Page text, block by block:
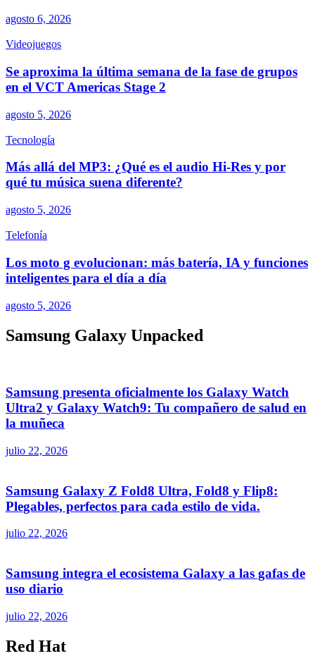
agosto 6, 2026
Videojuegos
Se aproxima la última semana de la fase de grupos
en el VCT Americas Stage 2
agosto 5, 2026
Tecnología
Más allá del MP3: ¿Qué es el audio Hi-Res y por
qué tu música suena diferente?
agosto 5, 2026
Telefonía
Los moto g evolucionan: más batería, IA y funciones
inteligentes para el día a día
agosto 5, 2026
Samsung Galaxy Unpacked
Samsung presenta oficialmente los Galaxy Watch
Ultra2 y Galaxy Watch9: Tu compañero de salud en
la muñeca
julio 22, 2026
Samsung Galaxy Z Fold8 Ultra, Fold8 y Flip8:
Plegables, perfectos para cada estilo de vida.
julio 22, 2026
Samsung integra el ecosistema Galaxy a las gafas de
uso diario
julio 22, 2026
Red Hat